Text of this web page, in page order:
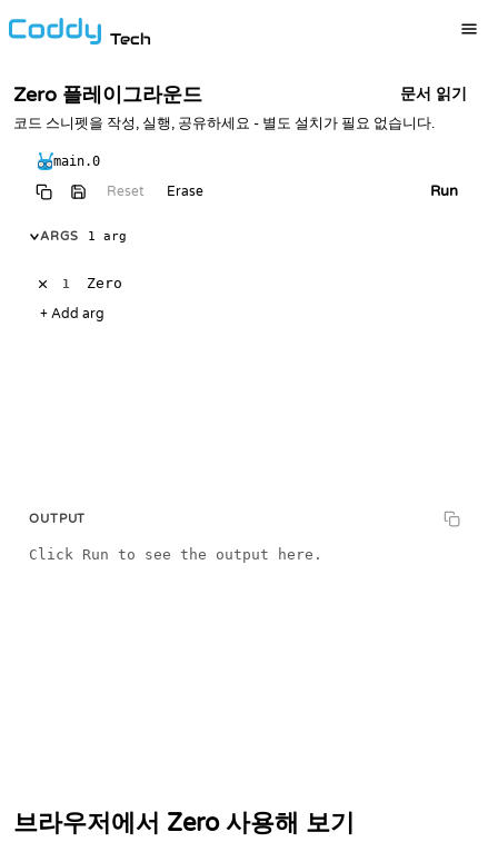
Tech
Zero 플레이그라운드 문서 읽기
코드 스니펫을 작성, 실행, 공유하세요 - 별도 설치가 필요 없습니다.
main.0
Reset
Erase Run
ARGS 1 arg
× 1
+ Add arg
OUTPUT
Click Run to see the output here.
브라우저에서 Zero 사용해 보기